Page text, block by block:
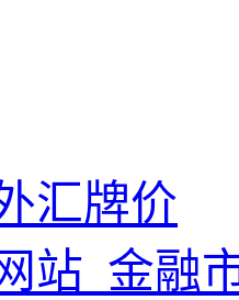
汇牌价
站_金融